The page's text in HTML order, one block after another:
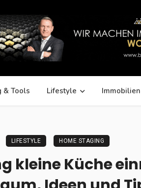
& Tools Lifestyle
LIFESTYLE HOME STAGING
kleine Küche